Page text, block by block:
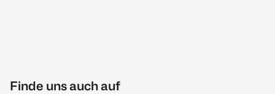
Finde uns auch auf